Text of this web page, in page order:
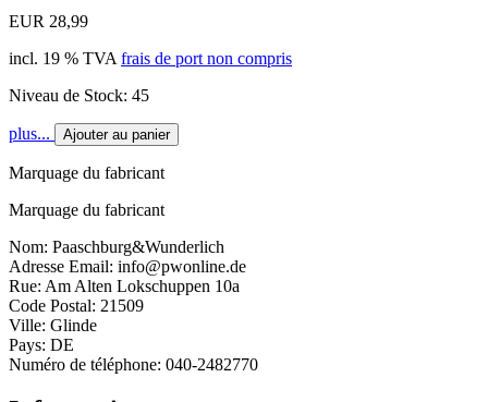
EUR 28,99
incl. 19 % TVA frais de port non compris
Niveau de Stock: 45
plus... Ajouter au panier
Marquage du fabricant
Marquage du fabricant
Nom: Paaschburg&Wunderlich
Adresse Email: info@pwonline.de
Rue: Am Alten Lokschuppen 10a
Code Postal: 21509
Ville: Glinde
Pays: DE
Numéro de téléphone: 040-2482770